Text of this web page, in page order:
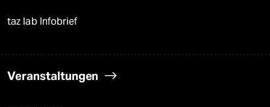
taz lab Infobrief
Veranstaltungen